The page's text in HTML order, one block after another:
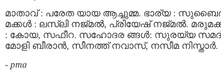
മാതാവ് : പരേത യായ ആച്ചുമ്മ. ഭാര്യ :
മക്കള്‍ : ലസ്ലി നജ്മല്‍, പ്രിയേഷ് നജ്മല്‍.
: കോയ, സഫീറ. സഹോദര ങ്ങള്‍: സുരയ്യ
മോളി ബീരാന്‍, സീനത്ത് നവാസ്, നസീമ നിസ്താര്‍.
- pma